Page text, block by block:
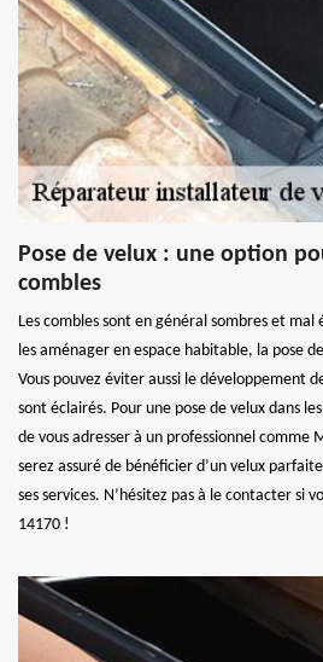
Pose de velux : une option
combles
Les combles sont en général sombres et mal
les aménager en espace habitable, la pose
Vous pouvez éviter aussi le développement
sont éclairés. Pour une pose de velux dans
de vous adresser à un professionnel comme
serez assuré de bénéficier d’un velux
ses services. N’hésitez pas à le contacter si
14170 !